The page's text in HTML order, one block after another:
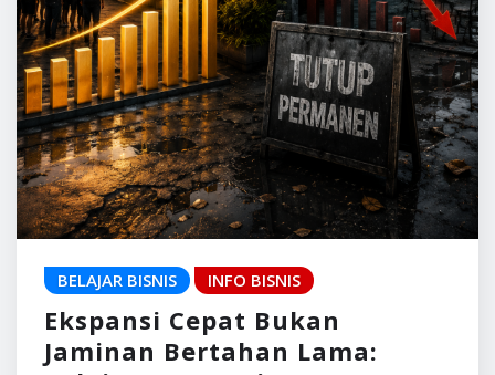
BELAJAR BISNIS INFO BISNIS
Ekspansi Cepat Bukan
Jaminan Bertahan Lama: